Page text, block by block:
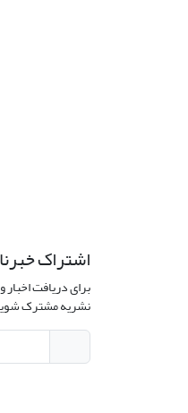
اشتراک
برای دریافت
نشریه مشترک